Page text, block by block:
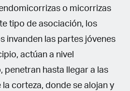
o micorrizas
tipo de asociación, los
invanden las partes jóvenes
actúan a nivel
penetran hasta llegar a las
corteza, donde se alojan y